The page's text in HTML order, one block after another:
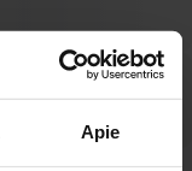
Apie